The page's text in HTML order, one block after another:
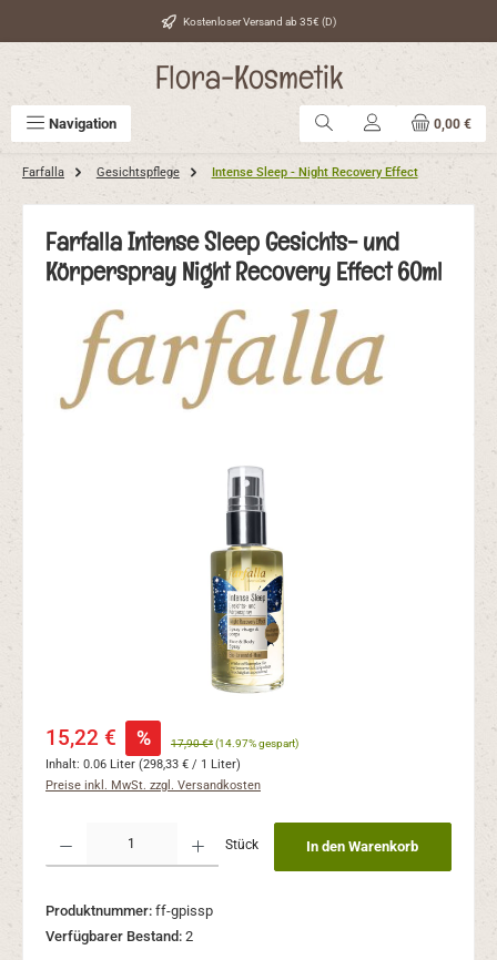
Zum Hauptinhalt springen Kostenloser Versand ab 35€ (D)
Flora-Kosmetik
Navigation 0,00 €
Farfalla Gesichtspflege Intense Sleep - Night Recovery Effect
Farfalla Intense Sleep Gesichts- und
Körperspray Night Recovery Effect 60ml
Verkaufspreis:
15,22 € % 17,90 €*(14.97% gespart)
Inhalt: 0.06 Liter (298,33 € / 1 Liter)
Preise inkl. MwSt. zzgl. Versandkosten
Stück In den Warenkorb
Produktnummer: ff-gpissp
Verfügbarer Bestand: 2